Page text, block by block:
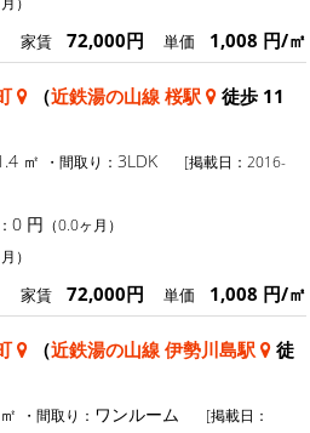
家賃 72,000円 単価 1,008 円/㎡
（近鉄湯の山線 桜駅
徒歩 11
㎡ ・間取り： 3LDK
[掲載日：2016-
0 円 （0.0ヶ月）
）
家賃 72,000円 単価 1,008 円/㎡
（近鉄湯の山線 伊勢川島駅
徒
・間取り： ワンルーム
[掲載日：